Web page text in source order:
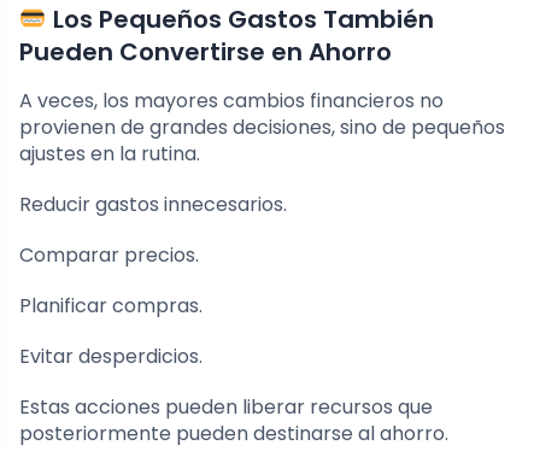
Los Pequeños Gastos También
Pueden Convertirse en Ahorro
A veces, los mayores cambios financieros no
provienen de grandes decisiones, sino de pequeños
ajustes en la rutina.
Reducir gastos innecesarios.
Comparar precios.
Planificar compras.
Evitar desperdicios.
Estas acciones pueden liberar recursos que
posteriormente pueden destinarse al ahorro.